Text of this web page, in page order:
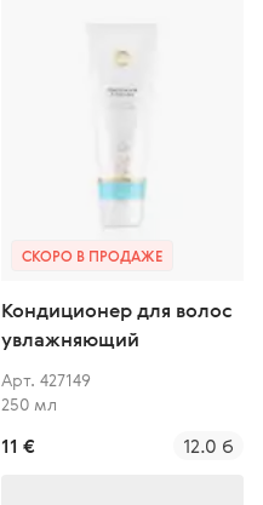
СКОРО В ПРОДАЖЕ
Кондиционер для волос
увлажняющий
Арт. 427149
250 мл
11 € 12.0 б